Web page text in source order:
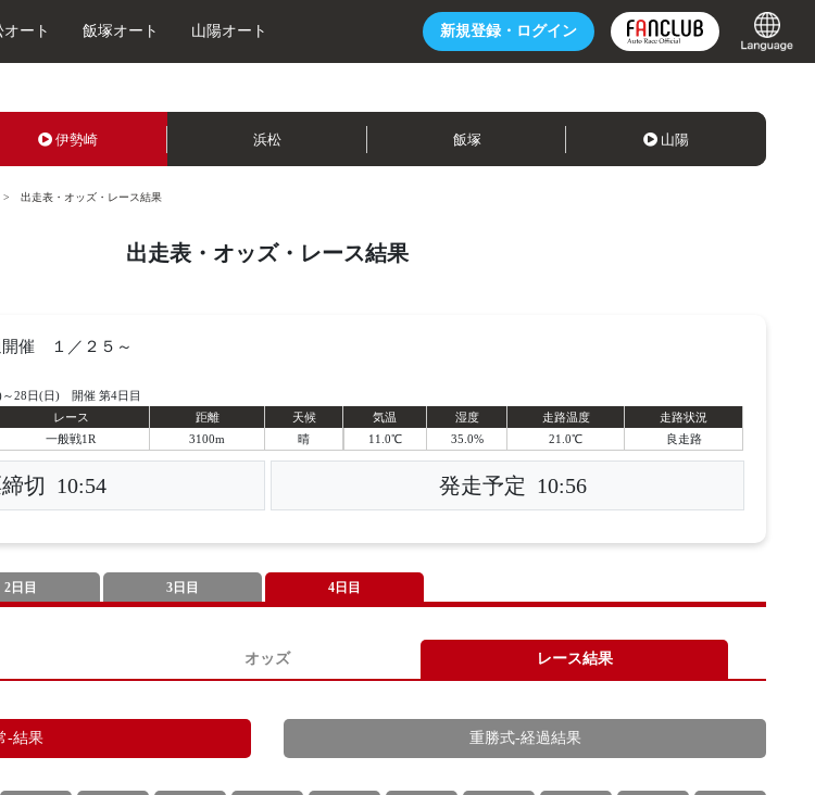
新規登録・ ログイン
オート 飯塚オート 山陽オート
伊勢崎 浜松 飯塚 山陽
出走表・オッズ・レース結果
出走表・オッズ・レース結果
催 １／２５～
～28日(日) 開催 第4日目
レース 距離
天候
一般戦1R 3100m 晴
気温 湿度 走路温度
走路状況
11.0℃
35.0% 21.0℃ 良走路
切 10:54 発走予定 10:56
2日目 3日目 4日目
オッズ レース結果
-結果 重勝式-経過結果